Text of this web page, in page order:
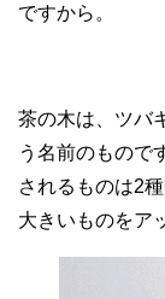
ですから。
茶の木は、ツバ
う名前のもので
されるものは2
大きいものをア